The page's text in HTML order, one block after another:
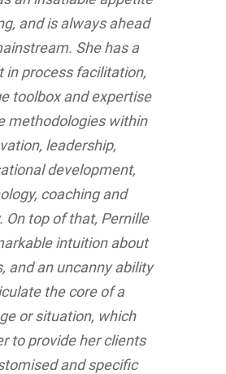
and is always ahead
She has a
in process facilitation,
toolbox and expertise
methodologies within
leadership,
development,
coaching and
On top of that, Pernille
intuition about
and an uncanny ability
the core of a
or situation, which
to provide her clients
and specific